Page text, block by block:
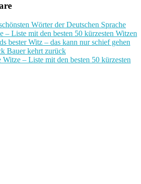
Wörter der Deutschen Sprache
– Liste mit den besten 50 kürzesten Witzen
bester Witz – das kann nur schief gehen
Bauer kehrt zurück
Witze – Liste mit den besten 50 kürzesten